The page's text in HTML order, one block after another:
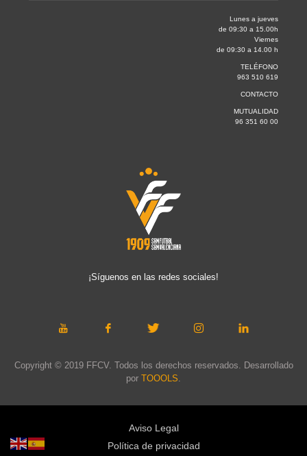
Lunes a jueves
de 09:30 a 15.00h
Viernes
de 09:30 a 14.00 h
TELÉFONO
963 510 619
CONTACTO
MUTUALIDAD
96 351 60 00
¡Síguenos en las redes sociales!
Copyright © 2019 FFCV. Todos los derechos reservados. Desarrollado
por TOOOLS.
Aviso Legal
Política de privacidad